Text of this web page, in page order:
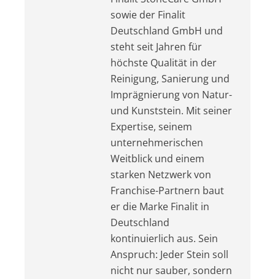
sowie der Finalit
Deutschland GmbH und
steht seit Jahren für
höchste Qualität in der
Reinigung, Sanierung und
Imprägnierung von Natur-
und Kunststein. Mit seiner
Expertise, seinem
unternehmerischen
Weitblick und einem
starken Netzwerk von
Franchise-Partnern baut
er die Marke Finalit in
Deutschland
kontinuierlich aus. Sein
Anspruch: Jeder Stein soll
nicht nur sauber, sondern